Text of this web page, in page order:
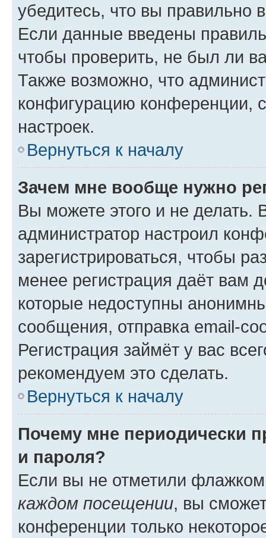
убедитесь, что вы правильно
Если данные введены
чтобы проверить, не был ли
Также возможно, что
конфигурацию конференции,
настроек.
Вернуться к началу
Зачем мне вообще нужно
Вы можете этого и не делать.
администратор настроил
зарегистрироваться, чтобы
менее регистрация даёт вам
которые недоступны
сообщения, отправка email-
Регистрация займёт у вас
рекомендуем это сделать.
Вернуться к началу
Почему мне периодически
и пароля?
Если вы не отметили
каждом посещении, вы
конференции только